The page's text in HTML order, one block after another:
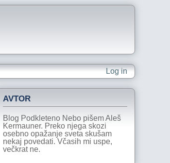
Log in
AVTOR
Blog Podkleteno Nebo pišem Aleš
Kermauner. Preko njega skozi
osebno opažanje sveta skušam
nekaj povedati. Včasih mi uspe,
večkrat ne.